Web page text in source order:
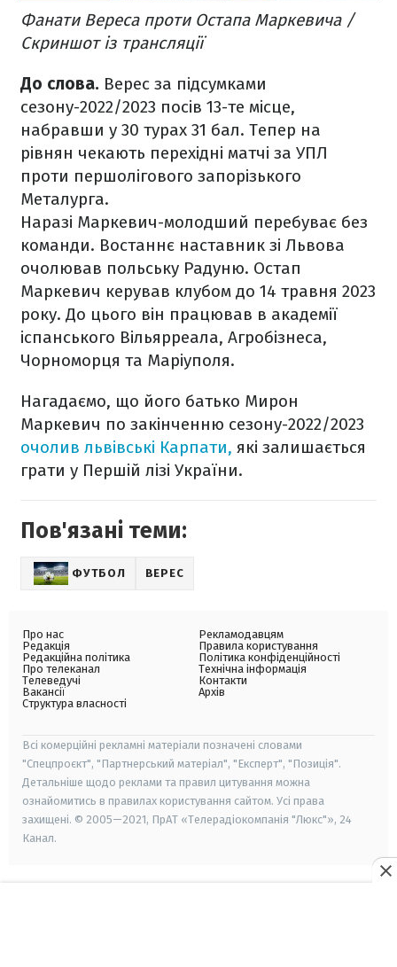
Фанати Вереса проти Остапа Маркевича /
Скриншот із трансляції
До слова. Верес за підсумками
сезону-2022/2023 посів 13-те місце,
набравши у 30 турах 31 бал. Тепер на
рівнян чекають перехідні матчі за УПЛ
проти першолігового запорізького
Металурга.
Наразі Маркевич-молодший перебуває без
команди. Востаннє наставник зі Львова
очолював польську Радуню. Остап
Маркевич керував клубом до 14 травня 2023
року. До цього він працював в академії
іспанського Вільярреала, Агробізнеса,
Чорноморця та Маріуполя.
Нагадаємо, що його батько Мирон
Маркевич по закінченню сезону-2022/2023
очолив львівські Карпати, які залишається
грати у Першій лізі України.
Пов'язані теми:
ФУТБОЛ ВЕРЕС
Про нас
Редакція
Редакційна політика
Про телеканал
Телеведучі
Вакансії
Структура власності
Рекламодавцям
Правила користування
Політика конфіденційності
Технічна інформація
Контакти
Архів
Всі комерційні рекламні матеріали позначені словами
"Спецпроєкт", "Партнерський матеріал", "Експерт", "Позиція".
Детальніше щодо реклами та правил цитування можна
ознайомитись в правилах користування сайтом. Усі права
захищені. © 2005—2021, ПрАТ «Телерадіокомпанія "Люкс"», 24
Канал.